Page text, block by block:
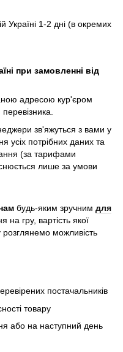
Україні 1-2 дні (в окремих
при замовленні від
адресою кур'єром
зв'яжуться з вами у
усіх потрібних даних та
(за тарифами
лише за умови
будь-яким зручним для
на гру, вартість якої
можливість
постачальників
товару
або на наступний день